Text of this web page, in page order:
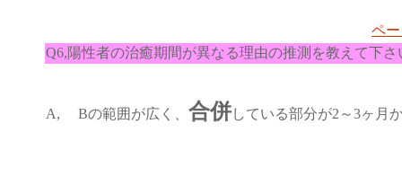
ペ
Q6,陽性者の治癒期間が異なる理由の推測を教えて下さ
A, Bの範囲が広く、 合併している部分が2～3ヶ月